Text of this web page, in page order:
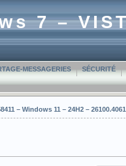
7 –
MESSAGERIES SÉCURITÉ
– Windows 11 – 24H2 – 26100.4061